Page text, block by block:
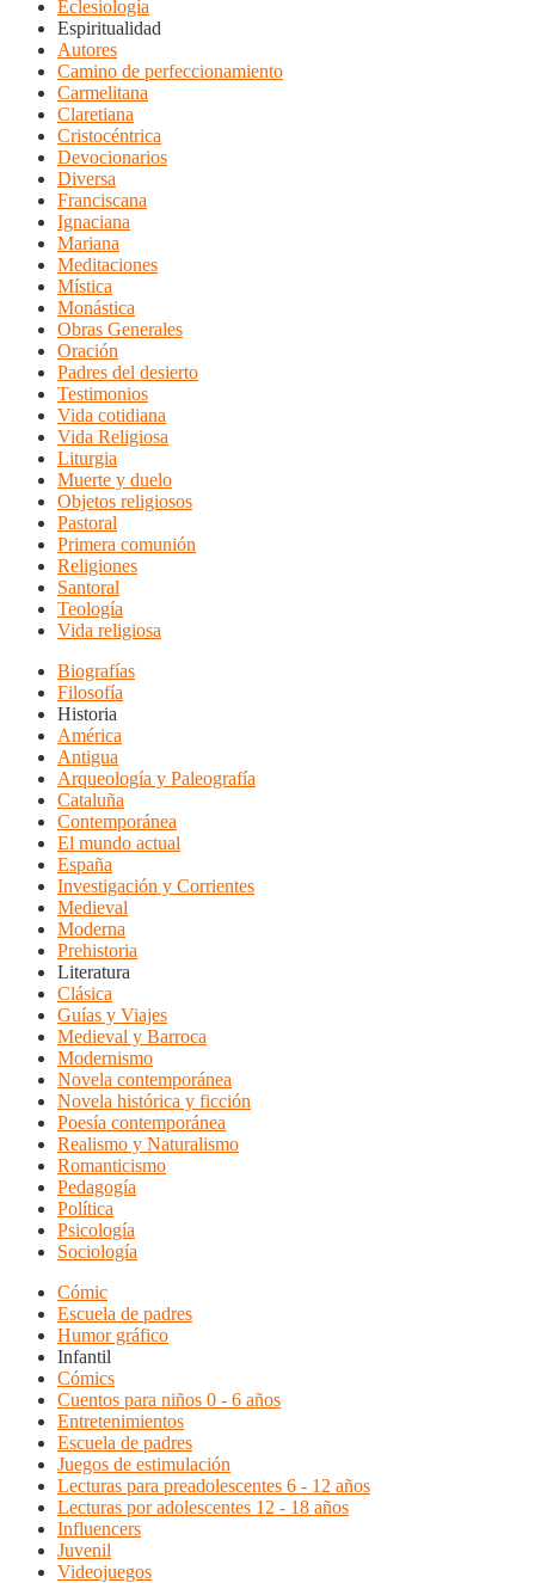
Eclesiología
Espiritualidad
Autores
Camino de perfeccionamiento
Carmelitana
Claretiana
Cristocéntrica
Devocionarios
Diversa
Franciscana
Ignaciana
Mariana
Meditaciones
Mística
Monástica
Obras Generales
Oración
Padres del desierto
Testimonios
Vida cotidiana
Vida Religiosa
Liturgia
Muerte y duelo
Objetos religiosos
Pastoral
Primera comunión
Religiones
Santoral
Teología
Vida religiosa
Biografías
Filosofía
Historia
América
Antigua
Arqueología y Paleografía
Cataluña
Contemporánea
El mundo actual
España
Investigación y Corrientes
Medieval
Moderna
Prehistoria
Literatura
Clásica
Guías y Viajes
Medieval y Barroca
Modernismo
Novela contemporánea
Novela histórica y ficción
Poesía contemporánea
Realismo y Naturalismo
Romanticismo
Pedagogía
Política
Psicología
Sociología
Cómic
Escuela de padres
Humor gráfico
Infantil
Cómics
Cuentos para niños 0 - 6 años
Entretenimientos
Escuela de padres
Juegos de estimulación
Lecturas para preadolescentes 6 - 12 años
Lecturas por adolescentes 12 - 18 años
Influencers
Juvenil
Videojuegos